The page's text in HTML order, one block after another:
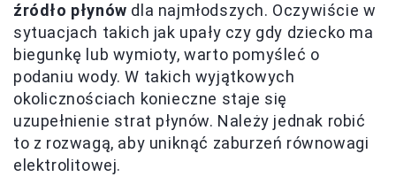
źródło płynów dla najmłodszych. Oczywiście w
sytuacjach takich jak upały czy gdy dziecko ma
biegunkę lub wymioty, warto pomyśleć o
podaniu wody. W takich wyjątkowych
okolicznościach konieczne staje się
uzupełnienie strat płynów. Należy jednak robić
to z rozwagą, aby uniknąć zaburzeń równowagi
elektrolitowej.